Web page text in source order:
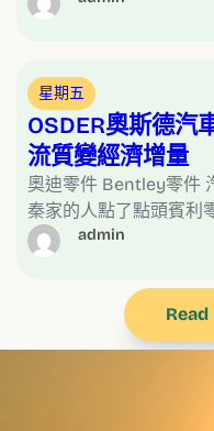
星期五
OSDER奧斯德汽
流質變經濟增量
奧迪零件 Bentley零件
秦家的人點了點頭賓利
admin